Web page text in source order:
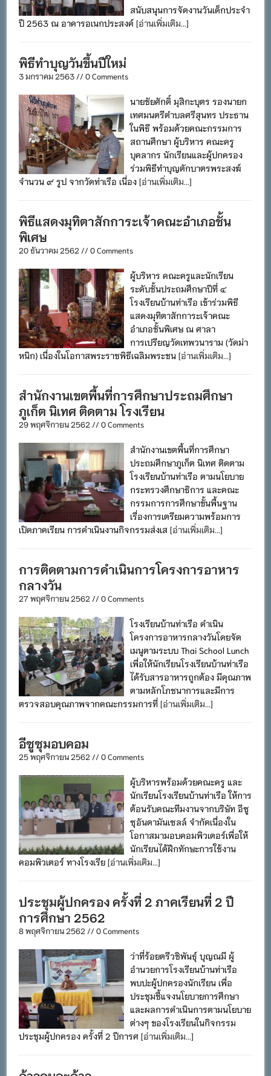
สนับสนุนการจัดงานวันเด็กประจำ
ปี 2563 ณ อาคารอเนกประสงค์[อ่านเพิ่มเติม...]
พิธีทำบุญวันขึ้นปีใหม่
3 มกราคม 2563 // 0 Comments
นายชัยศักดิ์ มุสิกะบุตร รองนายก
เทศมนตรีตำบลศรีสุนทร ประธาน
ในพิธี พร้อมด้วยคณะกรรมการ
สถานศึกษา ผู้บริหาร คณะครู
บุคลากร นักเรียนและผู้ปกครอง
ร่วมพิธีทำบุญตักบาตรพระสงฆ์
จำนวน ๙ รูป จากวัดท่าเรือ เนื่อง[อ่านเพิ่มเติม...]
พิธีแสดงมุทิตาสักการะเจ้าคณะอำเภอชั้น
พิเศษ
20 ธันวาคม 2562 // 0 Comments
ผู้บริหาร คณะครูและนักเรียน
ระดับชั้นประถมศึกษาปีที่ ๔
โรงเรียนบ้านท่าเรือ เข้าร่วมพิธี
แสดงมุทิตาสักการะเจ้าคณะ
อำเภอชั้นพิเศษ ณ ศาลา
การเปรียญวัดเทพวนาราม (วัดม่า
หนิก) เนื่องในโอกาสพระราชพิธีเฉลิมพระชน[อ่านเพิ่มเติม...]
สำนักงานเขตพื้นที่การศึกษาประถมศึกษา
ภูเก็ต นิเทศ ติดตาม โรงเรียน
29 พฤศจิกายน 2562 // 0 Comments
สำนักงานเขตพื้นที่การศึกษา
ประถมศึกษาภูเก็ต นิเทศ ติดตาม
โรงเรียนบ้านท่าเรือ ตามนโยบาย
กระทรวงศึกษาธิการ และคณะ
กรรมการการศึกษาขั้นพื้นฐาน
เรื่องการเตรียมความพร้อมการ
เปิดภาคเรียน การดำเนินงานกิจกรรมส่งเส[อ่านเพิ่มเติม...]
การติดตามการดำเนินการโครงการอาหาร
กลางวัน
27 พฤศจิกายน 2562 // 0 Comments
โรงเรียนบ้านท่าเรือ ดำเนิน
โครงการอาหารกลางวันโดยจัด
เมนูตามระบบ Thai School Lunch
เพื่อให้นักเรียนโรงเรียนบ้านท่าเรือ
ได้รับสารอาหารถูกต้อง มีคุณภาพ
ตามหลักโภชนาการและมีการ
ตรวจสอบคุณภาพจากคณะกรรมการที่[อ่านเพิ่มเติม...]
อีซูซุมอบคอม
25 พฤศจิกายน 2562 // 0 Comments
ผู้บริหารพร้อมด้วยคณะครู และ
นักเรียนโรงเรียนบ้านท่าเรือ ให้การ
ต้อนรับคณะทีมงานจากบริษัท อีซู
ซุอันดามันเซลล์ จำกัดเนื่องใน
โอกาสมามอบคอมพิวเตอร์เพื่อให้
นักเรียนได้ฝึกทักษะการใช้งาน
คอมพิวเตอร์ ทางโรงเรีย[อ่านเพิ่มเติม...]
ประชุมผู้ปกครอง ครั้งที่ 2 ภาคเรียนที่ 2 ปี
การศึกษา 2562
8 พฤศจิกายน 2562 // 0 Comments
ว่าที่ร้อยตรีวชิพันธุ์ บุญณมี ผู้
อำนวยการโรงเรียนบ้านท่าเรือ
พบปะผู้ปกครองนักเรียน เพื่อ
ประชุมชี้แจงนโยบายการศึกษา
และผลการดำเนินการตามนโยบาย
ต่างๆ ของโรงเรียนในกิจกรรม
ประชุมผู้ปกครอง ครั้งที่ 2 ปีการศ[อ่านเพิ่มเติม...]